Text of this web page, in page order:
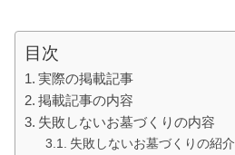
目次
実際の掲載記事
掲載記事の内容
失敗しないお墓づくりの内容
失敗しないお墓づくりの紹介